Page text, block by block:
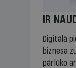
IR
Digitālā
biznesa
pārlūko